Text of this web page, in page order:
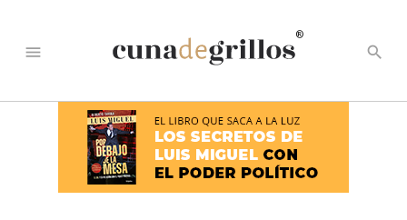
menu
®
search